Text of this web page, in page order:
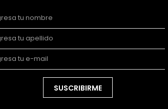
SUSCRIBIRME